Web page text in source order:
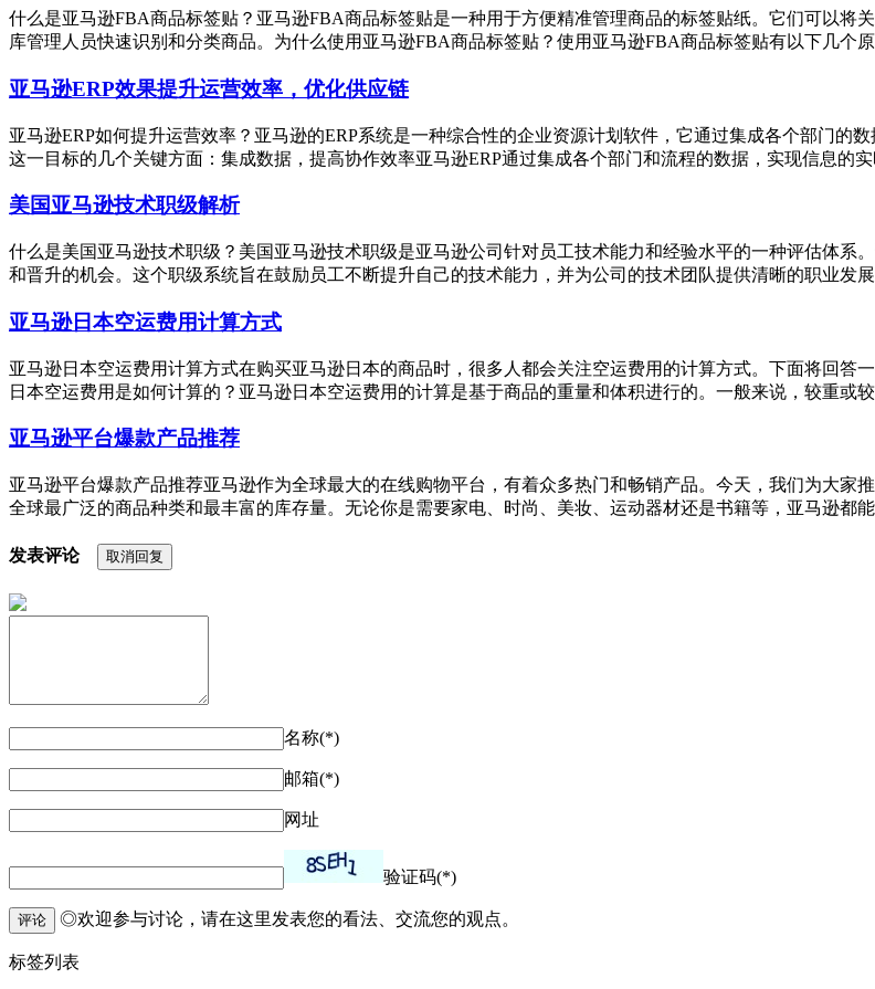
什么是亚马逊FBA商品标签贴？亚马逊FBA商品标签贴是一种用于方便精准管理商品的标签贴纸。它们可以将
库管理人员快速识别和分类商品。为什么使用亚马逊FBA商品标签贴？使用亚马逊FBA商品标签贴有以下几个
亚马逊ERP效果提升运营效率，优化供应链
亚马逊ERP如何提升运营效率？亚马逊的ERP系统是一种综合性的企业资源计划软件，它通过集成各个部门的
这一目标的几个关键方面：集成数据，提高协作效率亚马逊ERP通过集成各个部门和流程的数据，实现信息的
美国亚马逊技术职级解析
什么是美国亚马逊技术职级？美国亚马逊技术职级是亚马逊公司针对员工技术能力和经验水平的一种评估体系
和晋升的机会。这个职级系统旨在鼓励员工不断提升自己的技术能力，并为公司的技术团队提供清晰的职业发
亚马逊日本空运费用计算方式
亚马逊日本空运费用计算方式在购买亚马逊日本的商品时，很多人都会关注空运费用的计算方式。下面将回答
日本空运费用是如何计算的？亚马逊日本空运费用的计算是基于商品的重量和体积进行的。一般来说，较重或
亚马逊平台爆款产品推荐
亚马逊平台爆款产品推荐亚马逊作为全球最大的在线购物平台，有着众多热门和畅销产品。今天，我们为大
全球最广泛的商品种类和最丰富的库存量。无论你是需要家电、时尚、美妆、运动器材还是书籍等，亚马逊都
发表评论 取消回复
名称(*)
邮箱(*)
网址
验证码(*)
评论 ◎欢迎参与讨论，请在这里发表您的看法、交流您的观点。
标签列表